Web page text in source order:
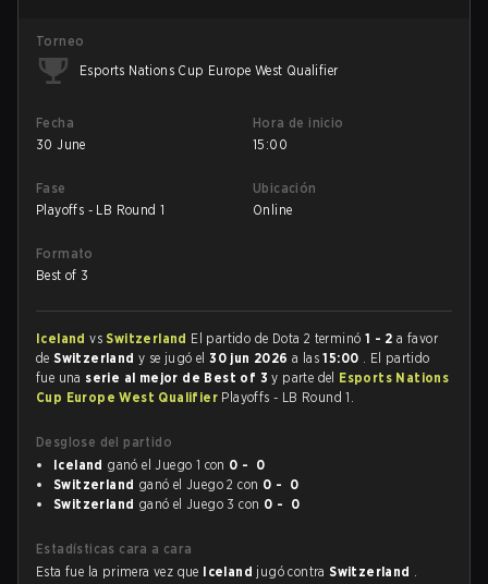
Torneo
Esports Nations Cup Europe West Qualifier
Fecha
30 June
Hora de inicio
15:00
Fase
Playoffs - LB Round 1
Ubicación
Online
Formato
Best of 3
Icelandvs Switzerland El partido de Dota 2 terminó 1 - 2 a favor
deSwitzerlandy se jugó el30 jun 2026a las15:00 . El partido
fue una serie al mejor de Best of 3y parte del Esports Nations
Cup Europe West Qualifier Playoffs - LB Round 1.
Desglose del partido
Iceland ganó el Juego 1 con 0 - 0
Switzerland ganó el Juego 2 con 0 - 0
Switzerland ganó el Juego 3 con 0 - 0
Estadísticas cara a cara
Esta fue la primera vez que Iceland jugó contraSwitzerland .